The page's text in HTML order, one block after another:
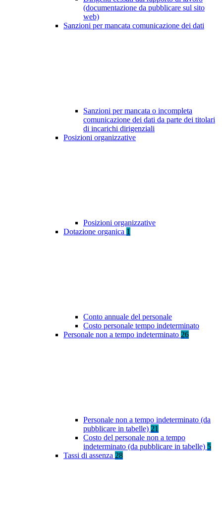
(documentazione da pubblicare sul sito
web)
Sanzioni per mancata comunicazione dei dati
Sanzioni per mancata o incompleta
comunicazione dei dati da parte dei titolari
di incarichi dirigenziali
Posizioni organizzative
Posizioni organizzative
Dotazione organica 1
Conto annuale del personale
Costo personale tempo indeterminato
Personale non a tempo indeterminato 26
Personale non a tempo indeterminato (da
pubblicare in tabelle) 21
Costo del personale non a tempo
indeterminato (da pubblicare in tabelle) 5
Tassi di assenza 28